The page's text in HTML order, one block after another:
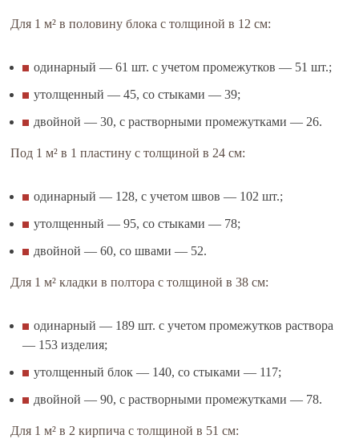
Для 1 м² в половину блока с толщиной в 12 см:
одинарный — 61 шт. с учетом промежутков — 51 шт.;
утолщенный — 45, со стыками — 39;
двойной — 30, с растворными промежутками — 26.
Под 1 м² в 1 пластину с толщиной в 24 см:
одинарный — 128, с учетом швов — 102 шт.;
утолщенный — 95, со стыками — 78;
двойной — 60, со швами — 52.
Для 1 м² кладки в полтора с толщиной в 38 см:
одинарный — 189 шт. с учетом промежутков раствора
— 153 изделия;
утолщенный блок — 140, со стыками — 117;
двойной — 90, с растворными промежутками — 78.
Для 1 м² в 2 кирпича с толщиной в 51 см: